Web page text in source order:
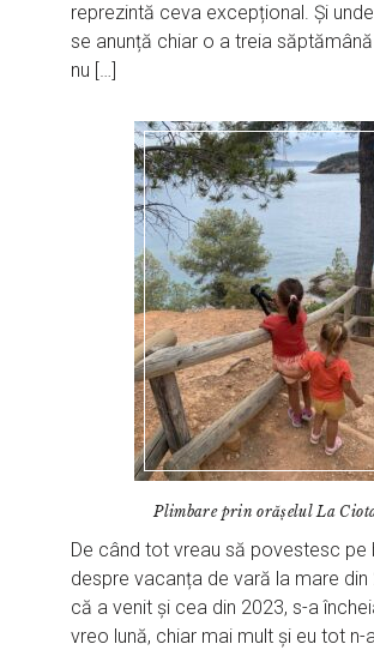
reprezintă ceva excepțional. Și
se anunță chiar o a treia
nu […]
Plimbare prin orășelul La
De când tot vreau să povestesc pe
despre vacanța de vară la mare
că a venit și cea din 2023, s-a
vreo lună, chiar mai mult și eu tot n-